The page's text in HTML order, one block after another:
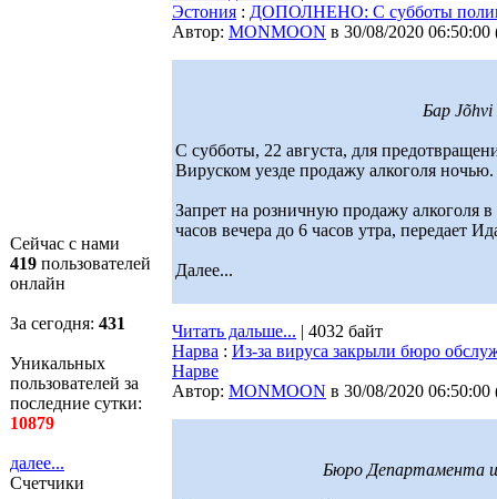
Сейчас с нами
419 пользователей
онлайн
За сегодня: 431
Уникальных
пользователей за
последние сутки:
10879
далее...
Счетчики
Эстония : ДОПОЛНЕНО: С субботы
Автор: MONMOON в 30/08/2020 06:50:00
Бар
С субботы, 22 августа, для
Вируском уезде продажу алкоголя ночью.
Запрет на розничную продажу алкоголя в
часов вечера до 6 часов утра, передает
Далее...
Читать дальше... | 4032 байт
Нарва : Из-за вируса закрыли бюро
Нарве
Автор: MONMOON в 30/08/2020 06:50:00
Бюро Департамента